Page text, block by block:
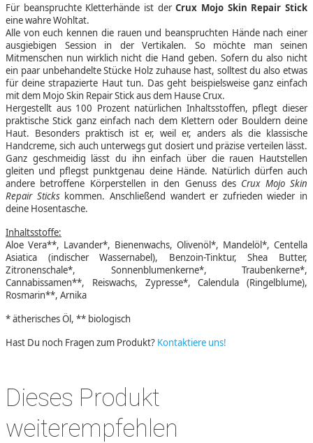
Für beanspruchte Kletterhände ist derCrux Mojo Skin Repair Stick
eine wahre Wohltat.
Alle von euch kennen die rauen und beanspruchten Hände nach einer
ausgiebigen Session in der Vertikalen. So möchte man seinen
Mitmenschen nun wirklich nicht die Hand geben. Sofern du also nicht
ein paar unbehandelte Stücke Holz zuhause hast, solltest du also etwas
für deine strapazierte Haut tun. Das geht beispielsweise ganz einfach
mit dem Mojo Skin Repair Stick aus dem Hause Crux.
Hergestellt aus 100 Prozent natürlichen Inhaltsstoffen, pflegt dieser
praktische Stick ganz einfach nach dem Klettern oder Bouldern deine
Haut. Besonders praktisch ist er, weil er, anders als die klassische
Handcreme, sich auch unterwegs gut dosiert und präzise verteilen lässt.
Ganz geschmeidig lässt du ihn einfach über die rauen Hautstellen
gleiten und pflegst punktgenau deine Hände. Natürlich dürfen auch
andere betroffene Körperstellen in den Genuss des Crux Mojo Skin
Repair Stickskommen. Anschließend wandert er zufrieden wieder in
deine Hosentasche.
Inhaltsstoffe:
Aloe Vera**, Lavander*, Bienenwachs, Olivenöl*, Mandelöl*, Centella
Asiatica (indischer Wassernabel), Benzoin-Tinktur, Shea Butter,
Zitronenschale*, Sonnenblumenkerne*, Traubenkerne*,
Cannabissamen**, Reiswachs, Zypresse*, Calendula (Ringelblume),
Rosmarin**, Arnika
* ätherisches Öl, ** biologisch
Hast Du noch Fragen zum Produkt? Kontaktiere uns!
Dieses Produkt
weiterempfehlen